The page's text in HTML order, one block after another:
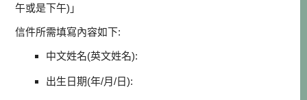
午或是下午)」
信件所需填寫內容如下:
中文姓名(英文姓名):
出生日期(年/月/日):